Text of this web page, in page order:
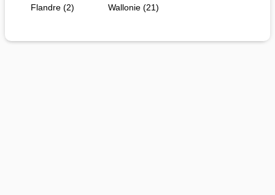
Flandre (2) Wallonie (21)